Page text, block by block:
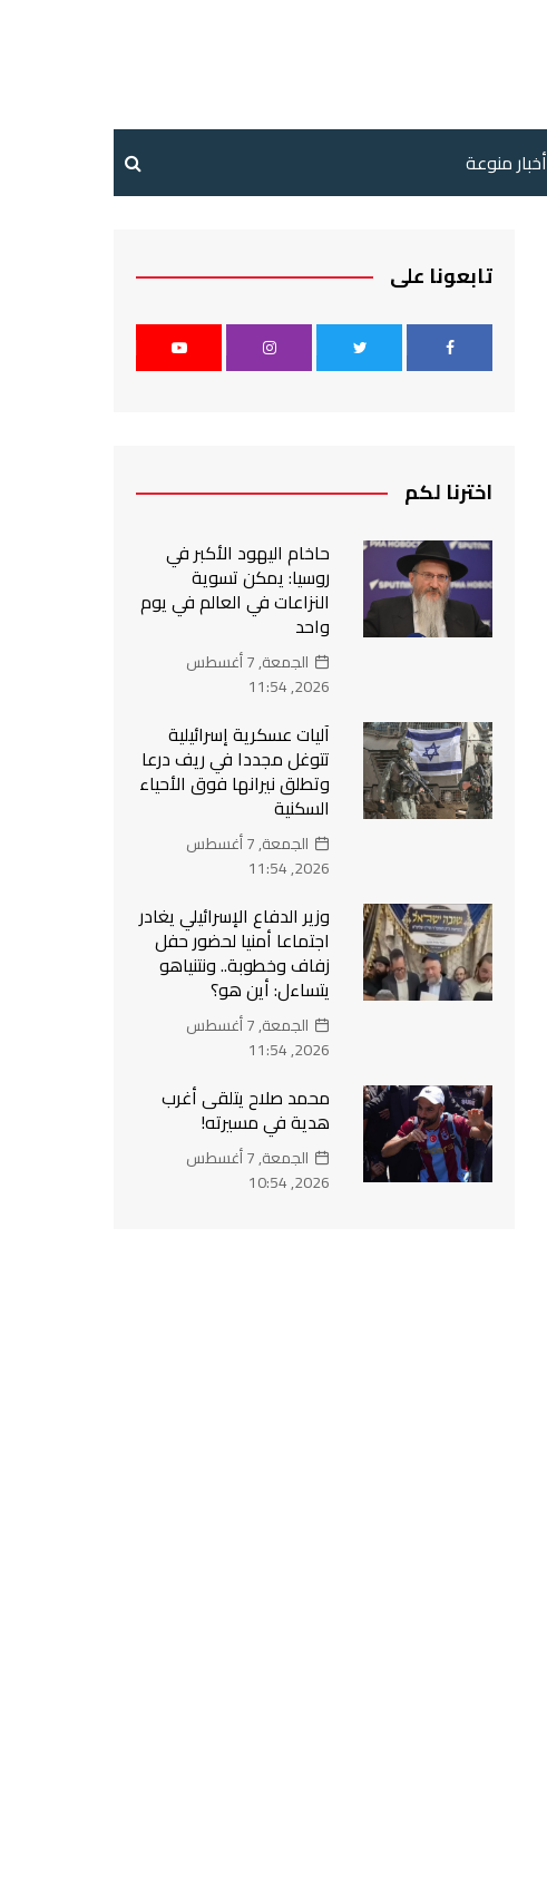
أخبار منوعة
تابعونا على
اخترنا لكم
حاخام اليهود الأكبر في
روسيا: يمكن تسوية
النزاعات في العالم في يوم
واحد
الجمعة, 7 أغسطس
2026, 11:54
آليات عسكرية إسرائيلية
تتوغل مجددا في ريف درعا
وتطلق نيرانها فوق الأحياء
السكنية
الجمعة, 7 أغسطس
2026, 11:54
وزير الدفاع الإسرائيلي يغادر
اجتماعا أمنيا لحضور حفل
زفاف وخطوبة.. ونتنياهو
يتساءل: أين هو؟
الجمعة, 7 أغسطس
2026, 11:54
محمد صلاح يتلقى أغرب
هدية في مسيرته!
الجمعة, 7 أغسطس
2026, 10:54